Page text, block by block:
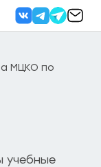
МЦКО по
учебные